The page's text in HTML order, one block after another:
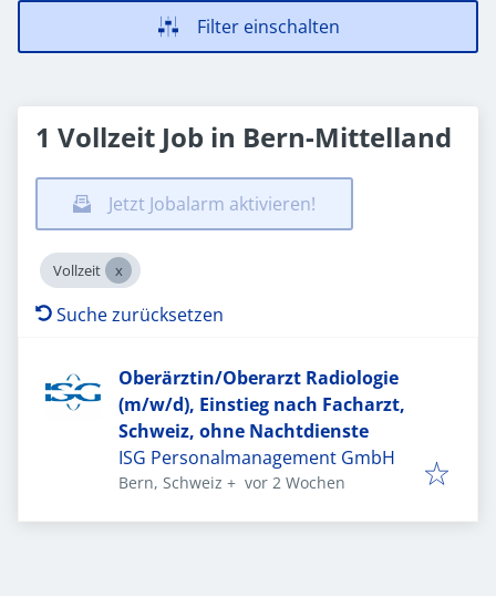
Filter einschalten
1 Vollzeit Job in Bern-Mittelland
Jetzt Jobalarm aktivieren!
Vollzeit
Suche zurücksetzen
Oberärztin/Oberarzt Radiologie
(m/w/d), Einstieg nach Facharzt,
Schweiz, ohne Nachtdienste
ISG Personalmanagement GmbH
Bern, Schweiz + Veröffentlicht:
vor 2 Wochen